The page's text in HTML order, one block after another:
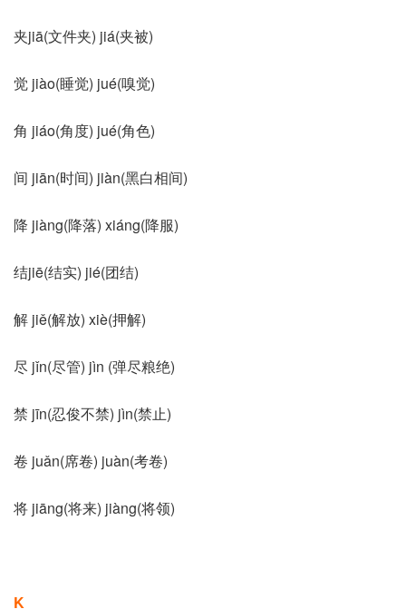
夹jiā(文件夹) jiá(夹被)
觉 jiào(睡觉) jué(嗅觉)
角 jiáo(角度) jué(角色)
间 jiān(时间) jiàn(黑白相间)
降 jiàng(降落) xiáng(降服)
结jiē(结实) jié(团结)
解 jiě(解放) xiè(押解)
尽 jǐn(尽管) jìn (弹尽粮绝)
禁 jīn(忍俊不禁) jìn(禁止)
卷 juǎn(席卷) juàn(考卷)
将 jiāng(将来) jiàng(将领)
K